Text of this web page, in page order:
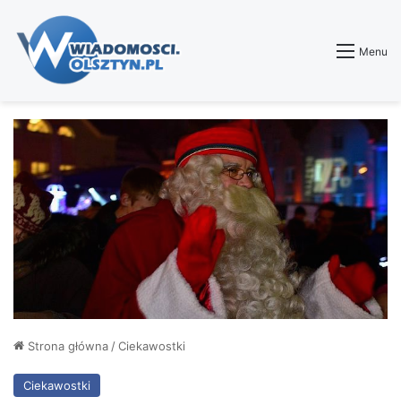
Menu
Strona główna/Ciekawostki
Ciekawostki